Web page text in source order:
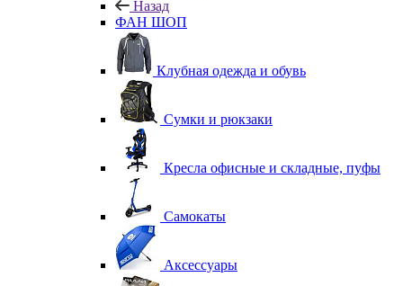
Назад
ФАН ШОП
Клубная одежда и обувь
Сумки и рюкзаки
Кресла офисные и складные, пуфы
Самокаты
Аксессуары